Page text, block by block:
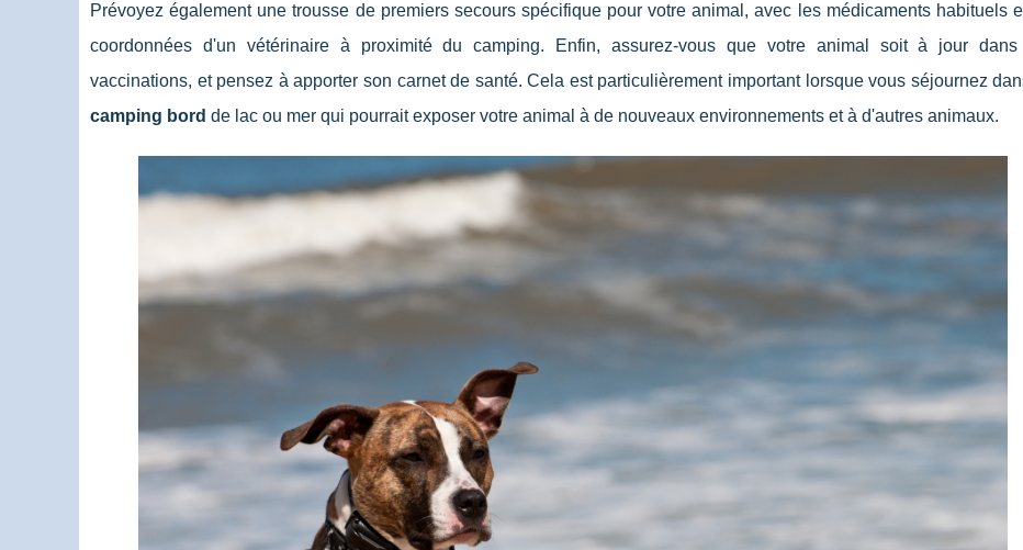
Prévoyez également une trousse de premiers secours spécifique pour votre animal, avec les médicaments habituels
coordonnées d'un vétérinaire à proximité du camping. Enfin, assurez-vous que votre animal soit à jour
vaccinations, et pensez à apporter son carnet de santé. Cela est particulièrement important lorsque vous séjournez
camping bord de lac ou mer qui pourrait exposer votre animal à de nouveaux environnements et à d'autres animaux.